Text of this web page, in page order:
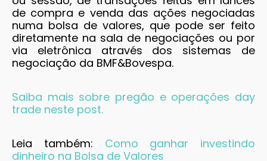
de compra e venda das ações negociadas
numa bolsa de valores, que pode ser feito
diretamente na sala de negociações ou por
via eletrônica através dos sistemas de
negociação da BMF&Bovespa.
Saiba mais sobre pregão e operações day
trade neste post.
Leia também: Como ganhar investindo
dinheiro na Bolsa de Valores